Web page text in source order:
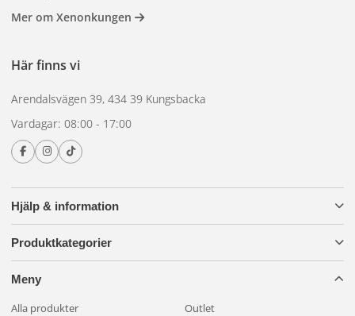
Hjälp & information
Produktkategorier
Meny
Alla produkter Outlet
Mer om Xenonkungen
Här finns vi
Arendalsvägen 39, 434 39 Kungsbacka
Vardagar: 08:00 - 17:00